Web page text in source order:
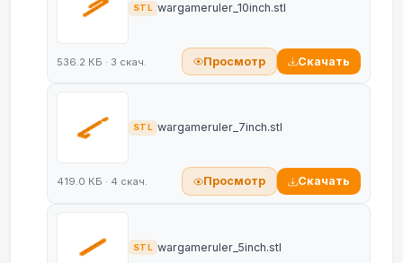
STL wargameruler_10inch.stl
536.2 КБ · 3 скач. Просмотр Скачать
STL wargameruler_7inch.stl
419.0 КБ · 4 скач. Просмотр Скачать
STL wargameruler_5inch.stl